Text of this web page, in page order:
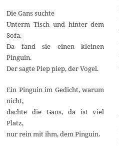
Die Gans suchte
Unterm Tisch und hinter dem
Sofa.
Da fand sie einen kleinen
Pinguin.
Der sagte Piep piep, der Vogel.
Ein Pinguin im Gedicht, warum
nicht,
dachte die Gans, da ist viel
Platz,
nur rein mit ihm, dem Pinguin.